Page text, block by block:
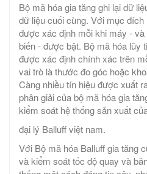
Bộ mã hóa gia tăng ghi lại dữ
dữ liệu cuối cùng. Với mục
được xác định mỗi khi máy -
biến - được bật. Bộ mã hóa lũy
được xác định chính xác trên
vai trò là thước đo góc hoặc
Càng nhiều tín hiệu được xuất
phân giải của bộ mã hóa gia
kiểm soát hệ thống sản xuất
đại lý Balluff việt nam.
Với Bộ mã hóa Balluff gia tăng
và kiểm soát tốc độ quay và